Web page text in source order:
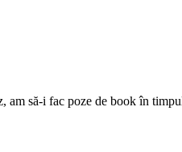
am să-i fac poze de book în